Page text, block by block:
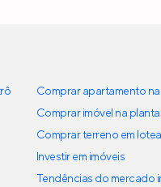
Comprar apartamento
Comprar imóvel na planta
Comprar terreno em
Investir em imóveis
Tendências do mercado